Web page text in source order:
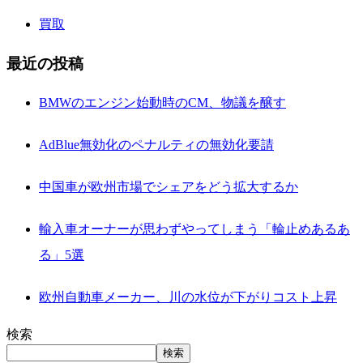
買取
最近の投稿
BMWのエンジン始動時のCM、物議を醸す
AdBlue無効化のペナルティの無効化要請
中国車が欧州市場でシェアをどう拡大するか
輸入車オーナーが思わずやってしまう「輪止めあるあ
る」5選
欧州自動車メーカー、川の水位が下がりコスト上昇
検索
検索